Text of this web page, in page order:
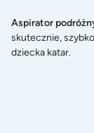
Aspirator
skutecznie,
dziecka katar.